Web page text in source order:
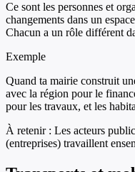
Ce sont les personnes et
changements dans un
Chacun a un rôle différent
Exemple
Quand ta mairie construit
avec la région pour le
pour les travaux, et les
À retenir : Les acteurs
(entreprises) travaillent